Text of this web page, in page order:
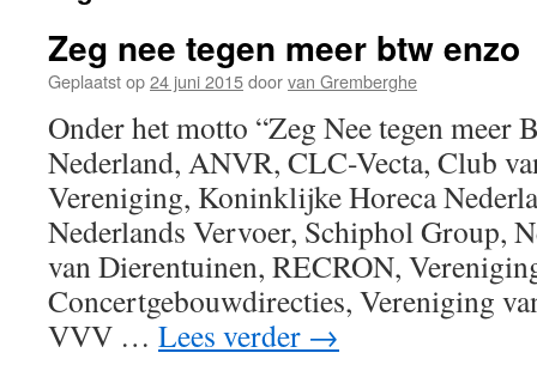
Zeg nee tegen meer btw enzo
Geplaatst op24 juni 2015doorvan Gremberghe
Onder het motto “Zeg Nee tegen
Nederland, ANVR, CLC-Vecta, Club
Vereniging, Koninklijke Horeca
Nederlands Vervoer, Schiphol Group,
van Dierentuinen, RECRON,
Concertgebouwdirecties, Vereniging
VVV … Lees verder →